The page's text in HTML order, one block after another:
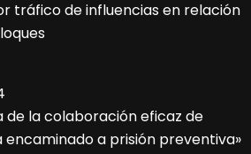
tráfico de influencias en relación